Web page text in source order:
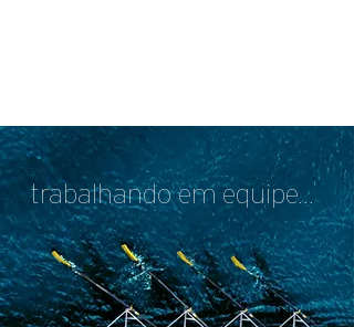
trabalhando em equipe...